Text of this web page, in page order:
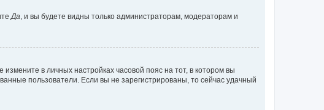
Да, и вы будете видны только администраторам, модераторам и
в личных настройках часовой пояс на тот, в котором вы
пользователи. Если вы не зарегистрированы, то сейчас удачный